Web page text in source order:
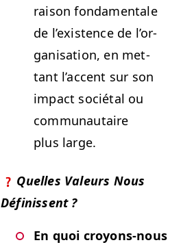
rai­son fon­da­men­tale
de l’ex­is­tence de l’or­
gan­i­sa­tion, en met­
tant l’ac­cent sur son
impact socié­tal ou
com­mu­nau­taire
plus large.
Quelles Valeurs Nous
Définissent ?
En quoi croyons-nous